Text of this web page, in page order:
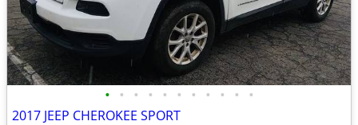
• • • • • • • • • • •
2017 JEEP CHEROKEE SPORT